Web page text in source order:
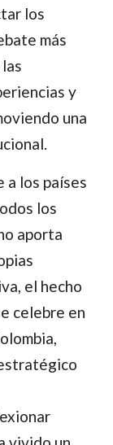
los
más
y
una
a los países
los
aporta
el hecho
celebre en